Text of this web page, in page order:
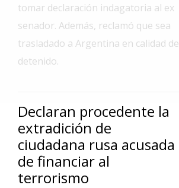
Fotos
Familia
Fúnebres
tomar declaración indagatoria al ex
senador. Además, reclamó que sea
trasladado a Argentina en calidad de
detenido.
Declaran procedente la
extradición de
ciudadana rusa acusada
de financiar al
terrorismo